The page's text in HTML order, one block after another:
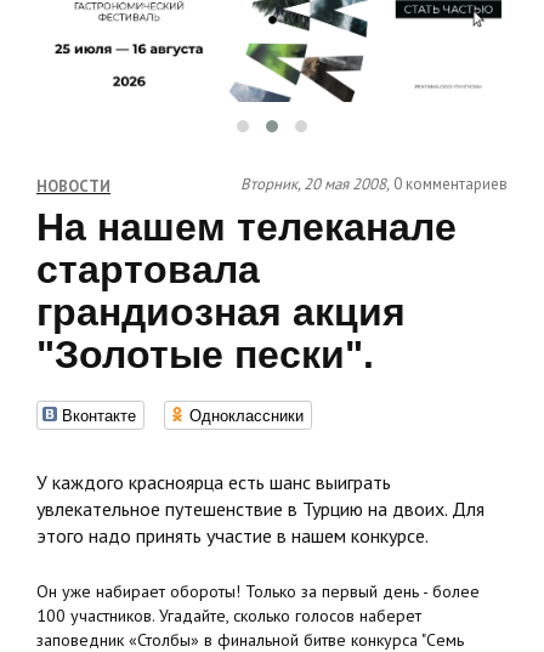
НОВОСТИ Вторник, 20 мая 2008, 0 комментариев
На нашем телеканале
стартовала
грандиозная акция
"Золотые пески".
Вконтакте Одноклассники
У каждого красноярца есть шанс выиграть
увлекательное путешенствие в Турцию на двоих. Для
этого надо принять участие в нашем конкурсе.
Он уже набирает обороты! Только за первый день - более
100 участников. Угадайте, сколько голосов наберет
заповедник «Столбы» в финальной битве конкурса "Семь